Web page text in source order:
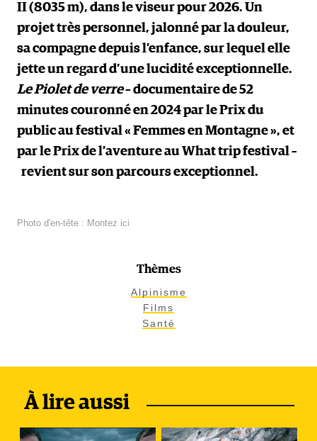
II (8035 m), dans le viseur pour 2026. Un
projet très personnel, jalonné par la douleur,
sa compagne depuis l’enfance, sur lequel elle
jette un regard d’une lucidité exceptionnelle.
Le Piolet de verre– documentaire de 52
minutes couronné en 2024 par le Prix du
public au festival « Femmes en Montagne », et
par le Prix de l’aventure au What trip festival –
revient sur son parcours exceptionnel.
Photo d'en-tête : Montez ici
Thèmes
Alpinisme
Films
Santé
À lire aussi